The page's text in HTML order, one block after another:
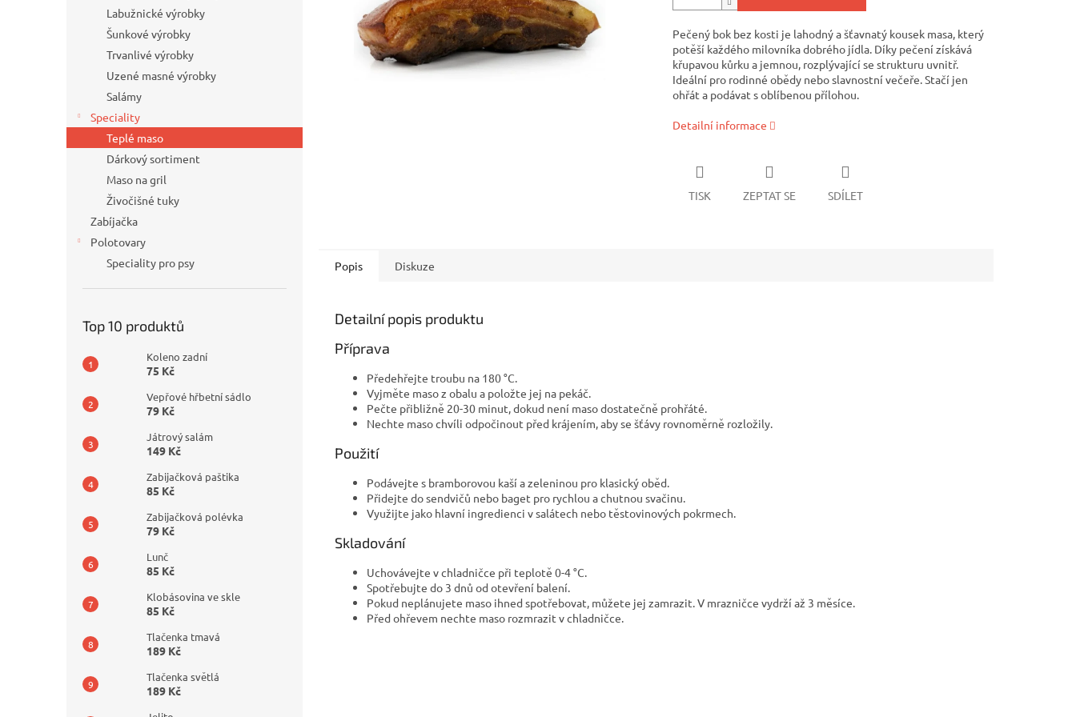
Labužnické výrobky
Šunkové výrobky
Trvanlivé výrobky
Uzené masné výrobky
Salámy
Speciality
Teplé maso
Dárkový sortiment
Maso na gril
Živočišné tuky
Zabíjačka
Polotovary
Speciality pro psy
Top 10 produktů
Koleno zadní
75 Kč
Vepřové hřbetní sádlo
79 Kč
Játrový salám
149 Kč
Zabijačková paštika
85 Kč
Zabijačková polévka
79 Kč
Lunč
85 Kč
Klobásovina ve skle
85 Kč
Tlačenka tmavá
189 Kč
Tlačenka světlá
189 Kč
Pečený bok bez kosti je lahodný a šťavnatý kousek masa, který
potěší každého milovníka dobrého jídla. Díky pečení získává
křupavou kůrku a jemnou, rozplývající se strukturu uvnitř.
Ideální pro rodinné obědy nebo slavnostní večeře. Stačí jen
ohřát a podávat s oblíbenou přílohou.
Detailní informace
TISK ZEPTAT SE SDÍLET
Popis Diskuze
Detailní popis produktu
Příprava
Předehřejte troubu na 180 °C.
Vyjměte maso z obalu a položte jej na pekáč.
Pečte přibližně 20-30 minut, dokud není maso dostatečně prohřáté.
Nechte maso chvíli odpočinout před krájením, aby se šťávy rovnoměrně rozložily.
Použití
Podávejte s bramborovou kaší a zeleninou pro klasický oběd.
Přidejte do sendvičů nebo baget pro rychlou a chutnou svačinu.
Využijte jako hlavní ingredienci v salátech nebo těstovinových pokrmech.
Skladování
Uchovávejte v chladničce při teplotě 0-4 °C.
Spotřebujte do 3 dnů od otevření balení.
Pokud neplánujete maso ihned spotřebovat, můžete jej zamrazit. V mrazničce vydrží až 3 měsíce.
Před ohřevem nechte maso rozmrazit v chladničce.